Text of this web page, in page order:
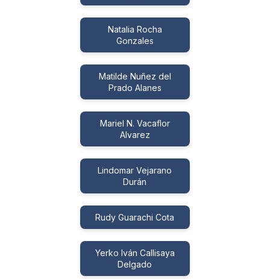
Natalia Rocha
Gonzales
Matilde Nuñez del
Prado Alanes
Mariel N. Vacaflor
Alvarez
Lindomar Vejarano
Durán
Rudy Guarachi Cota
Yerko Iván Callisaya
Delgado